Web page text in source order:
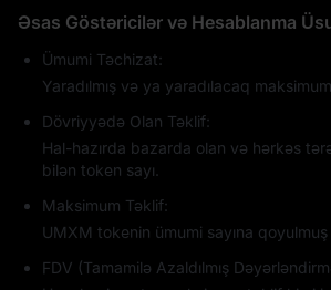
Əsas Göstəricilər və Hesablanma
Ümumi Təchizat:
Yaradılmış və ya yaradılacaq
Dövriyyədə Olan Təklif:
Hal-hazırda bazarda olan və hərkəs
bilən token sayı.
Maksimum Təklif:
UMXM tokenin ümumi sayına qoyulmuş
FDV (Tamamilə Azaldılmış